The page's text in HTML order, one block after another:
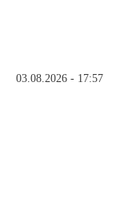
03.08.2026 - 17:57